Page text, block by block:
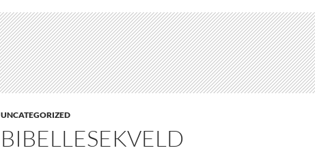
UNCATEGORIZED
BIBELLESEKVELD